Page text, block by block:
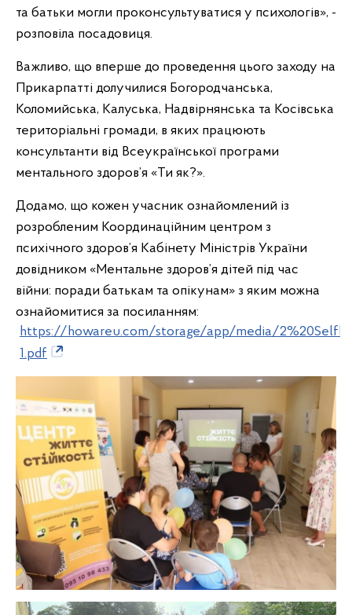
та батьки могли проконсультуватися у психологів», -
розповіла посадовиця.
Важливо, що вперше до проведення цього заходу на
Прикарпатті долучилися Богородчанська,
Коломийська, Калуська, Надвірнянська та Косівська
територіальні громади, в яких працюють
консультанти від Всеукраїнської програми
ментального здоров’я «Ти як?».
Додамо, що кожен учасник ознайомлений із
розробленим Координаційним центром з
психічного здоров’я Кабінету Міністрів України
довідником «Ментальне здоров’я дітей під час
війни: поради батькам та опікунам» з яким можна
ознайомитися за посиланням:
https://howareu.com/storage/app/media/
1.pdf